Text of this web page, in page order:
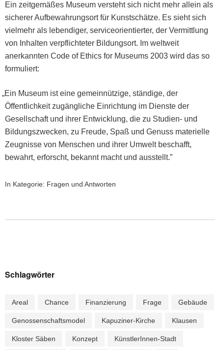
Ein zeit­gemäßes Muse­um ver­ste­ht sich nicht mehr allein als
sicher­er Auf­be­wahrung­sort für Kun­stschätze. Es sieht sich
vielmehr als lebendi­ger, ser­vice­ori­en­tiert­er, der Ver­mit­tlung
von Inhal­ten verpflichteter Bil­dung­sort. Im weltweit
anerkan­nten Code of Ethics for Muse­ums 2003 wird das so
formuliert:
„Ein Muse­um ist eine gemein­nützige, ständi­ge, der
Öffentlichkeit zugängliche Ein­rich­tung im Dien­ste der
Gesellschaft und ihrer Entwick­lung, die zu Stu­di­en- und
Bil­dungszweck­en, zu Freude, Spaß und Genuss materielle
Zeug­nisse von Men­schen und ihrer Umwelt beschafft,
bewahrt, erforscht, bekan­nt macht und ausstellt.”
In Kategorie: Fragen und Antworten
Schlagwörter
Areal Chance Finanzierung Frage Gebäude
Genossenschaftsmodel Kapuziner-Kirche Klausen
Kloster Säben Konzept KünstlerInnen-Stadt